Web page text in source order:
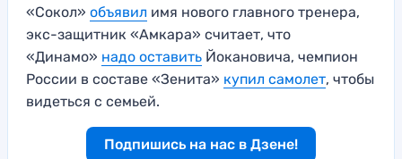
«Сокол» объявил имя нового главного тренера,
экс-защитник «Амкара» считает, что
«Динамо» надо оставить Йокановича, чемпион
России в составе «Зенита» купил самолет, чтобы
видеться с семьей.
Подпишись на нас в Дзене!